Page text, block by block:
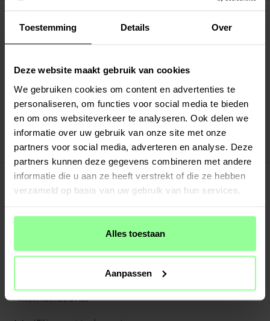
Toestemming Details Over
Deze website maakt gebruik van cookies
We gebruiken cookies om content en advertenties te
personaliseren, om functies voor social media te bieden
en om ons websiteverkeer te analyseren. Ook delen we
informatie over uw gebruik van onze site met onze
partners voor social media, adverteren en analyse. Deze
partners kunnen deze gegevens combineren met andere
informatie die u aan ze heeft verstrekt of die ze hebben
verzameld op basis van uw gebruik van hun services.
Alles toestaan
Aanpassen
Altijd gratis verzending
Snelle levering met DHL, Budbee of Postnord
Verstuurd vanuit ons magazijn in Zweden
Veilig betalen met Klarna of Paypal
30 dagen retourrecht
Art number: 65940
PRODUCTBESCHRIJVING
Accessoireset met stofzuigerzakken, filters, zijborstels en hoofdborstel voor de
prestaties van je robotstofzuiger te optimaliseren en de levensduur te
- iRobot Roomba i8 Plus